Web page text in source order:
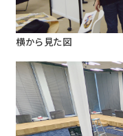
横から見た図